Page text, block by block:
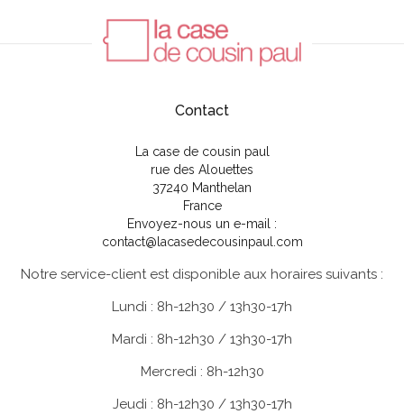
Contact
La case de cousin paul
rue des Alouettes
37240 Manthelan
France
Envoyez-nous un e-mail :
contact@lacasedecousinpaul.com
Notre service-client est disponible aux horaires suivants :
Lundi : 8h-12h30 / 13h30-17h
Mardi : 8h-12h30 / 13h30-17h
Mercredi : 8h-12h30
Jeudi : 8h-12h30 / 13h30-17h